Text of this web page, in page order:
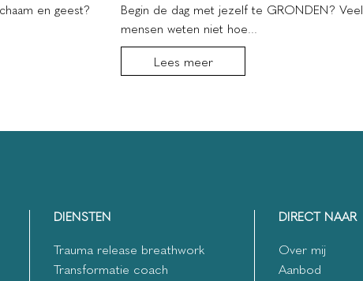
en geest?
Begin de dag met jezelf te GRONDEN? Veel
mensen weten niet hoe...
Lees meer
DIENSTEN
Trauma release breathwork
Transformatie coach
DIRECT NAAR
Over mij
Aanbod